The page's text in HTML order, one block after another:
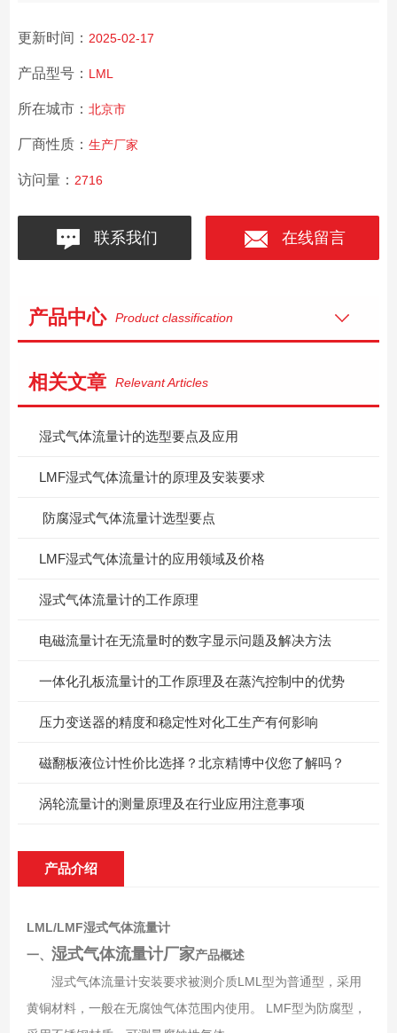
更新时间： 2025-02-17
产品型号： LML
所在城市： 北京市
厂商性质： 生产厂家
访问量： 2716
联系我们 在线留言
产品中心 Product classification
相关文章 Relevant Articles
湿式气体流量计的选型要点及应用
LMF湿式气体流量计的原理及安装要求
​ 防腐湿式气体流量计选型要点
LMF湿式气体流量计的应用领域及价格
湿式气体流量计的工作原理
电磁流量计在无流量时的数字显示问题及解决方法
一体化孔板流量计的工作原理及在蒸汽控制中的优势
压力变送器的精度和稳定性对化工生产有何影响
磁翻板液位计性价比选择？北京精博中仪您了解吗？
涡轮流量计的测量原理及在行业应用注意事项
产品介绍
LML/LMF湿式气体流量计
一、 湿式气体流量计厂家产品概述
湿式气体流量计安装要求被测介质LML型为普通型，采用
黄铜材料，一般在无腐蚀气体范围内使用。 LMF型为防腐型，